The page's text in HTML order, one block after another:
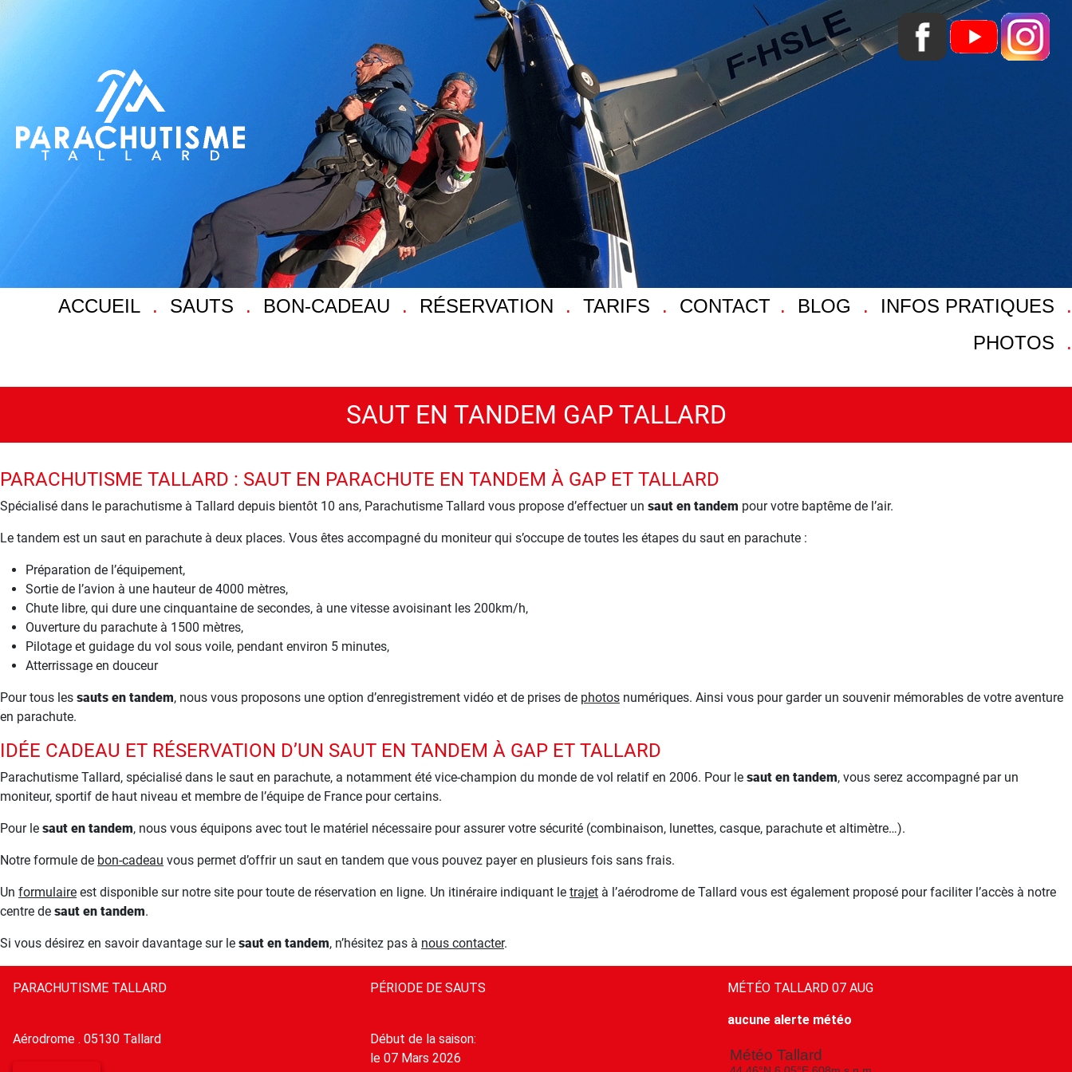
ACCUEIL SAUTS BON-CADEAU RÉSERVATION TARIFS CONTACT BLOG
INFOS PRATIQUES
PHOTOS
SAUT EN TANDEM GAP TALLARD
PARACHUTISME TALLARD : SAUT EN PARACHUTE EN TANDEM À GAP ET TALLARD
Spécialisé dans le parachutisme à Tallard depuis bientôt 10 ans, Parachutisme Tallard vous propose d’effectuer un saut en tandem pour votre baptême de l’air.
Le tandem est un saut en parachute à deux places. Vous êtes accompagné du moniteur qui s’occupe de toutes les étapes du saut en parachute :
Préparation de l’équipement,
Sortie de l’avion à une hauteur de 4000 mètres,
Chute libre, qui dure une cinquantaine de secondes, à une vitesse avoisinant les 200km/h,
Ouverture du parachute à 1500 mètres,
Pilotage et guidage du vol sous voile, pendant environ 5 minutes,
Atterrissage en douceur
Pour tous les sauts en tandem, nous vous proposons une option d’enregistrement vidéo et de prises de photos numériques. Ainsi vous pour garder un souvenir mémorables de votre aventure
en parachute.
IDÉE CADEAU ET RÉSERVATION D’UN SAUT EN TANDEM À GAP ET TALLARD
Parachutisme Tallard, spécialisé dans le saut en parachute, a notamment été vice-champion du monde de vol relatif en 2006. Pour le saut en tandem, vous serez accompagné par un
moniteur, sportif de haut niveau et membre de l’équipe de France pour certains.
Pour le saut en tandem, nous vous équipons avec tout le matériel nécessaire pour assurer votre sécurité (combinaison, lunettes, casque, parachute et altimètre…).
Notre formule de bon-cadeau vous permet d’offrir un saut en tandem que vous pouvez payer en plusieurs fois sans frais.
Un formulaire est disponible sur notre site pour toute de réservation en ligne. Un itinéraire indiquant le trajet à l’aérodrome de Tallard vous est également proposé pour faciliter l’accès à notre
centre de saut en tandem.
Si vous désirez en savoir davantage sur le saut en tandem, n’hésitez pas à nous contacter.
PARACHUTISME TALLARD
Aérodrome . 05130 Tallard
PÉRIODE DE SAUTS
Début de la saison:
le 07 Mars 2026
MÉTÉO TALLARD 07 AUG
aucune alerte météo